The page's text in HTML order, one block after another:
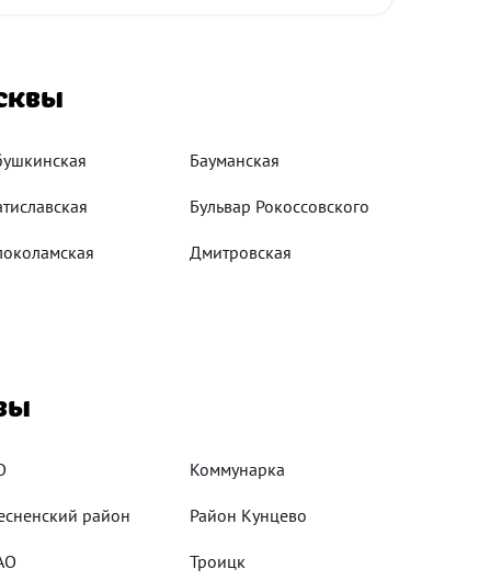
Бауманская
Бульвар Рокоссовского
Дмитровская
Коммунарка
район Район Кунцево
Троицк